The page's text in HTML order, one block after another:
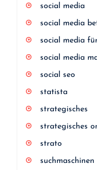
social media
social media
social media
social media
social seo
statista
strategisches
strategisches
strato